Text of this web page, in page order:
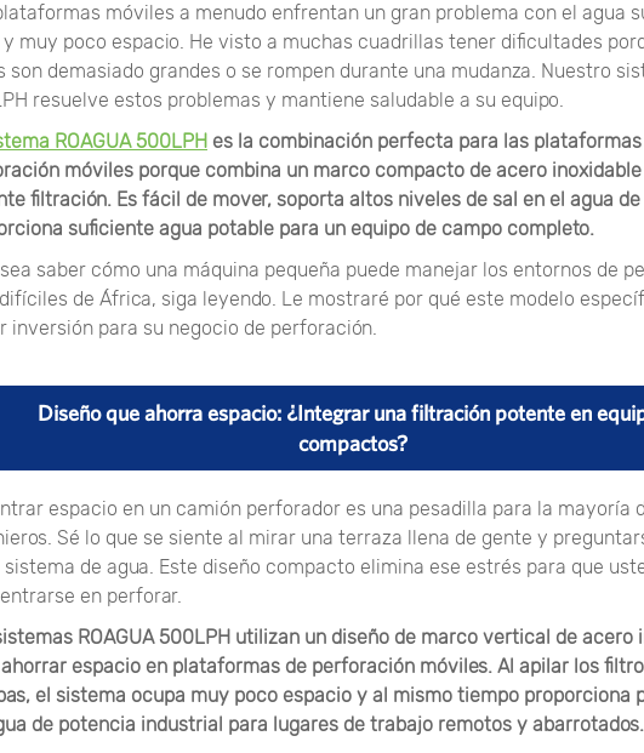
móviles a menudo enfrentan un gran problema con el agua
y muy poco espacio. He visto a muchas cuadrillas tener dificultades
son demasiado grandes o se rompen durante una mudanza. Nuestro
resuelve estos problemas y mantiene saludable a su equipo.
ROAGUA 500LPH es la combinación perfecta para las
móviles porque combina un marco compacto de acero
filtración. Es fácil de mover, soporta altos niveles de sal en el agua
suficiente agua potable para un equipo de campo completo.
saber cómo una máquina pequeña puede manejar los entornos de
de África, siga leyendo. Le mostraré por qué este modelo
inversión para su negocio de perforación.
Diseño que ahorra espacio: ¿Integrar una filtración potente en
compactos?
espacio en un camión perforador es una pesadilla para la mayoría
Sé lo que se siente al mirar una terraza llena de gente y
sistema de agua. Este diseño compacto elimina ese estrés para que
en perforar.
ROAGUA 500LPH utilizan un diseño de marco vertical de acero
espacio en plataformas de perforación móviles. Al apilar los
el sistema ocupa muy poco espacio y al mismo tiempo proporciona
de potencia industrial para lugares de trabajo remotos y abarrotados.